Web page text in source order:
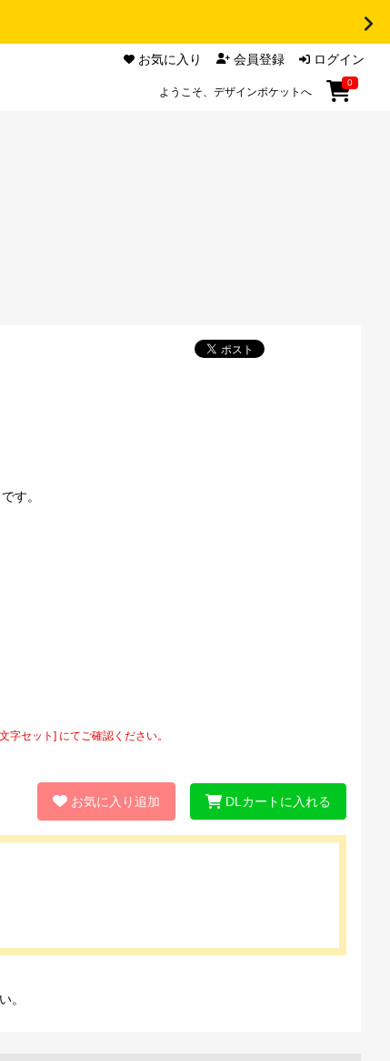
お気に入り 会員登録 ログイン
ようこそ、デザインポケットへ
0
す。
セット] にてご確認ください。
お気に入り追加 DLカートに入れる
。